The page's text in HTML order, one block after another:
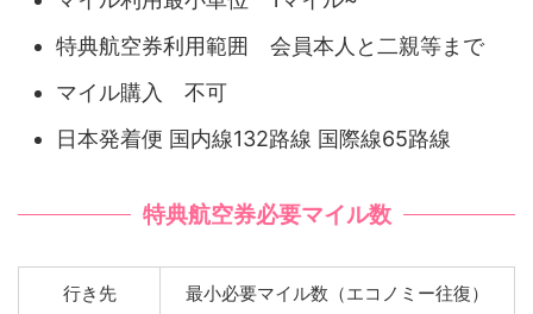
特典航空券利用範囲 会員本人と二親等まで
マイル購入 不可
日本発着便 国内線132路線 国際線65路線
特典航空券必要マイル数
行き先 最小必要マイル数（エコノミー往復）